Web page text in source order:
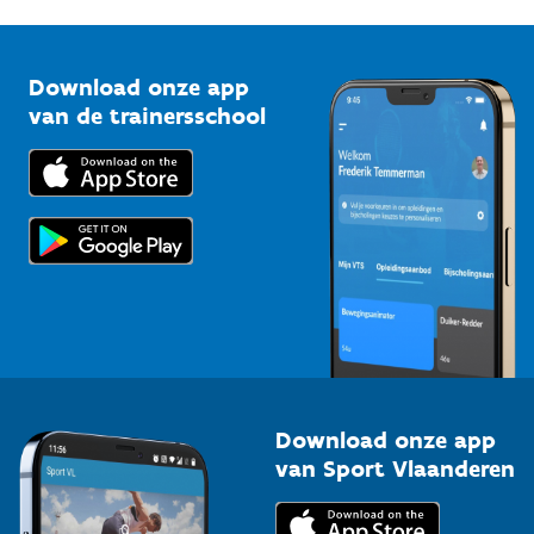
Bedrijven
Trainers en begeleiders
Topsporters
Vlaamse Trainersschool
Kennisplatform
Downloads
Voor de pers
Download onze app
van de trainersschool
Download onze app
van Sport Vlaanderen